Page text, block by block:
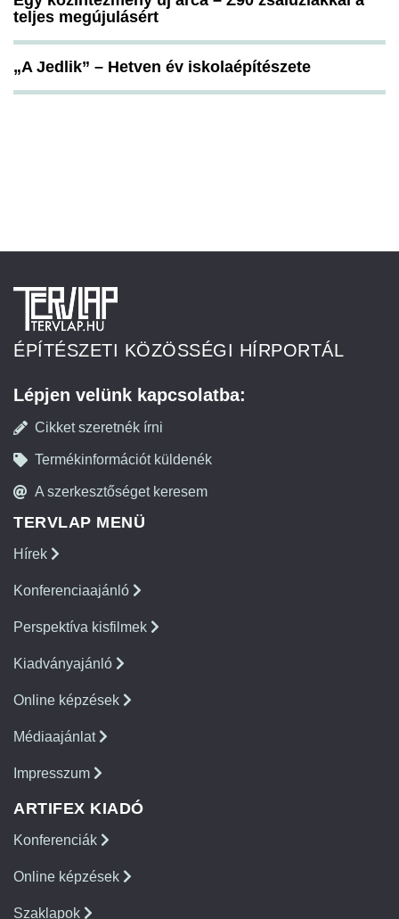
teljes megújulásért
„A Jedlik” – Hetven év iskolaépítészete
ÉPÍTÉSZETI KÖZÖSSÉGI HÍRPORTÁL
Lépjen velünk kapcsolatba:
Cikket szeretnék írni
Termékinformációt küldenék
A szerkesztőséget keresem
TERVLAP MENÜ
Hírek
Konferenciaajánló
Perspektíva kisfilmek
Kiadványajánló
Online képzések
Médiaajánlat
Impresszum
ARTIFEX KIADÓ
Konferenciák
Online képzések
Szaklapok